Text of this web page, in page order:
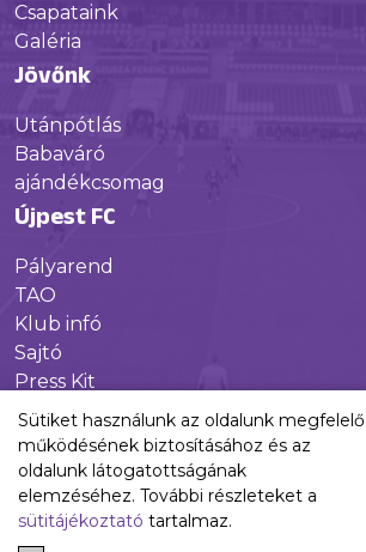
Csapataink
Galéria
Jövőnk
Utánpótlás
Babaváró
ajándékcsomag
Újpest FC
Pályarend
TAO
Klub infó
Sajtó
Press Kit
Újpest FC Shop
Digitális felületeink
Facebook
Instagram
Sütiket használunk az oldalunk megfelelő
működésének biztosításához és az
oldalunk látogatottságának
elemzéséhez. További részleteket a
sütitájékoztató tartalmaz.